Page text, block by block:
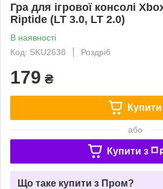
Гра для ігрової консолі
Riptide (LT 3.0, LT 2.0)
В наявності
Код: SKU2638
Роздріб
179 ₴
Купити
або
Купити з
Що таке купити з Пром?